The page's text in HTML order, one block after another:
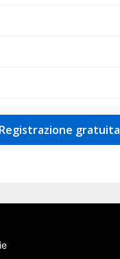
Registrazione gratuita